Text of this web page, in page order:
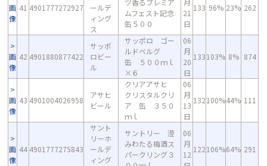
画
像
41 4901777272927
ールデ
ィング
ス
ツ香るプレミア
ムフェスト記念
缶５００
月
21
日
133 96% 23% 262
画
像
42 4901880877422
サッポ
ロビー
ル
サッポロ ゴー
ルドベルグ
缶 ５００ｍｌ
×６
06
月
20
日
133103% 8% 874
画
像
43 4901004026958
アサヒ
ビール
クリアアサヒ
クリスタルクリ
ア 缶 ３５０
ｍｌ
06
月
13
日
132100%44% 111
画
像
44 4901777275843
サント
リーホ
ールデ
ィング
サントリー 澄
みわたる梅酒ス
パークリング３
06
月
12
122106%64% 291